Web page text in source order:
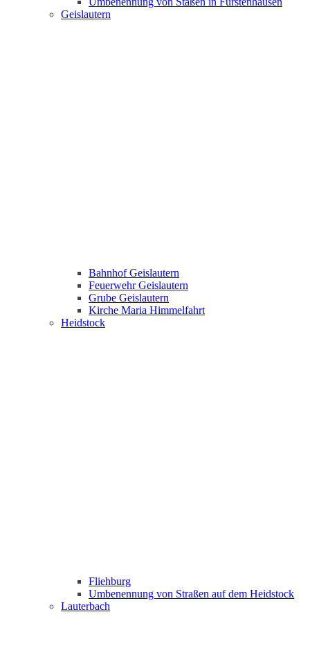
Geislautern
Bahnhof Geislautern
Feuerwehr Geislautern
Grube Geislautern
Kirche Maria Himmelfahrt
Heidstock
Fliehburg
Umbenennung von Straßen auf dem Heidstock
Lauterbach